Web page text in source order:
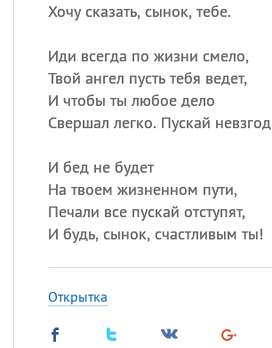
Хочу сказать, сынок, тебе.
Иди всегда по жизни смело,
Твой ангел пусть тебя ведет,
И чтобы ты любое дело
Свершал легко. Пускай невзгод
И бед не будет
На твоем жизненном пути,
Печали все пускай отступят,
И будь, сынок, счастливым ты!
Открытка